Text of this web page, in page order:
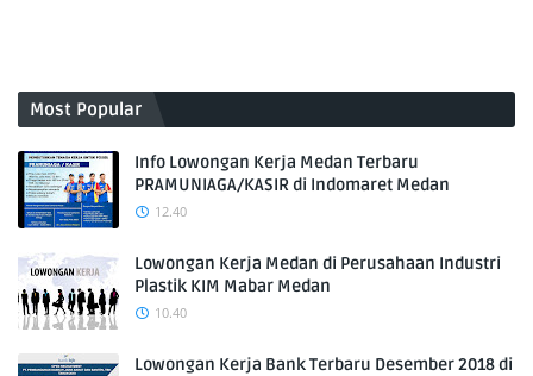
Most Popular
Info Lowongan Kerja Medan Terbaru
PRAMUNIAGA/KASIR di Indomaret Medan
12.40
Lowongan Kerja Medan di Perusahaan Industri
Plastik KIM Mabar Medan
10.40
Lowongan Kerja Bank Terbaru Desember 2018 di